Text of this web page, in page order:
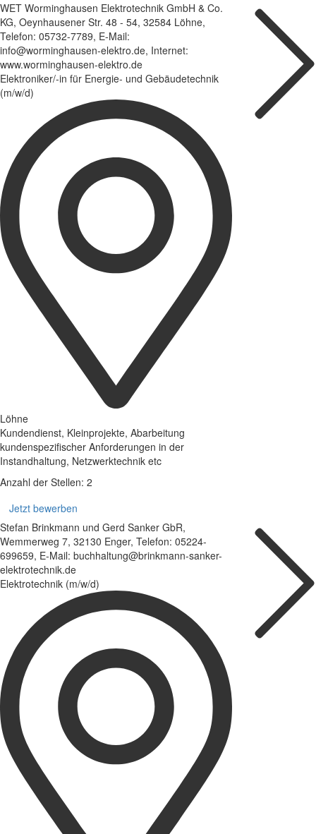
WET Worminghausen Elektrotechnik GmbH & Co.
KG, Oeynhausener Str. 48 - 54, 32584 Löhne,
Telefon: 05732-7789, E-Mail:
info@worminghausen-elektro.de, Internet:
www.worminghausen-elektro.de
Elektroniker/-in für Energie- und Gebäudetechnik
(m/w/d)
Löhne
Kundendienst, Kleinprojekte, Abarbeitung
kundenspezifischer Anforderungen in der
Instandhaltung, Netzwerktechnik etc
Anzahl der Stellen: 2
Jetzt bewerben
Stefan Brinkmann und Gerd Sanker GbR,
Wemmerweg 7, 32130 Enger, Telefon: 05224-
699659, E-Mail: buchhaltung@brinkmann-sanker-
elektrotechnik.de
Elektrotechnik (m/w/d)